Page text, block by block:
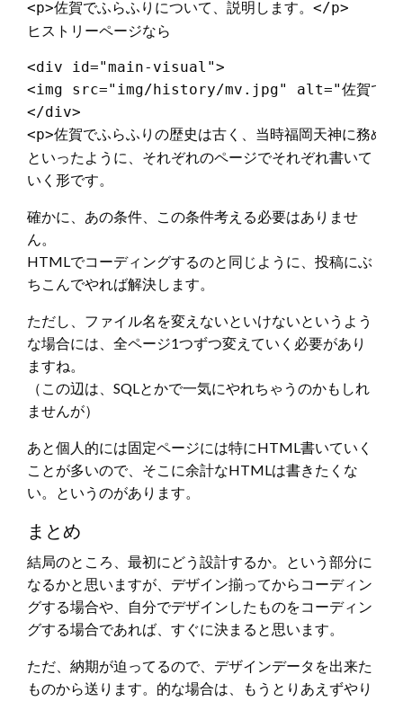
ヒストリーページなら
<div id="main-visual">
<img src="img/history/mv.jpg" alt="佐賀でふら
</div>
といったように、それぞれのページでそれぞれ書いて
いく形です。
確かに、あの条件、この条件考える必要はありませ
ん。
HTMLでコーディングするのと同じように、投稿にぶ
ちこんでやれば解決します。
ただし、ファイル名を変えないといけないというよう
な場合には、全ページ1つずつ変えていく必要があり
ますね。
（この辺は、SQLとかで一気にやれちゃうのかもしれ
ませんが）
あと個人的には固定ページには特にHTML書いていく
ことが多いので、そこに余計なHTMLは書きたくな
い。というのがあります。
まとめ
結局のところ、最初にどう設計するか。という部分に
なるかと思いますが、デザイン揃ってからコーディン
グする場合や、自分でデザインしたものをコーディン
グする場合であれば、すぐに決まると思います。
ただ、納期が迫ってるので、デザインデータを出来た
ものから送ります。的な場合は、もうとりあえずやり